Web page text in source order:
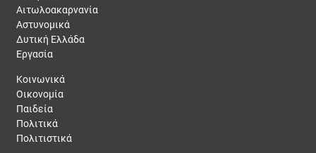
Αιτωλοακαρνανία
Αστυνομικά
Δυτική Ελλάδα
Εργασία
Κοινωνικά
Οικονομία
Παιδεία
Πολιτικά
Πολιτιστικά